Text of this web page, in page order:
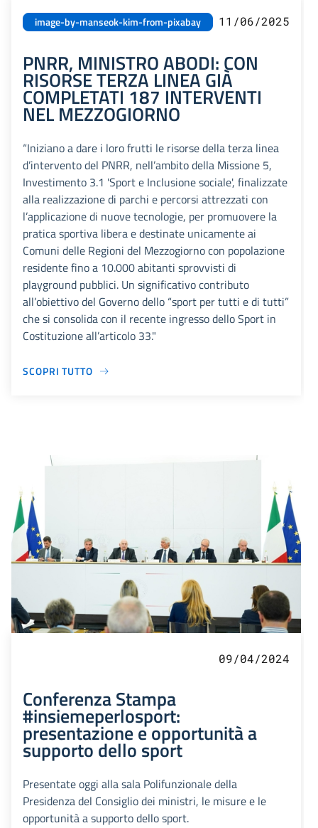
image-by-manseok-kim-from-pixabay 11/06/2025
PNRR, MINISTRO ABODI: CON
RISORSE TERZA LINEA GIÀ
COMPLETATI 187 INTERVENTI
NEL MEZZOGIORNO
“Iniziano a dare i loro frutti le risorse della terza linea
d’intervento del PNRR, nell’ambito della Missione 5,
Investimento 3.1 'Sport e Inclusione sociale', finalizzate
alla realizzazione di parchi e percorsi attrezzati con
l’applicazione di nuove tecnologie, per promuovere la
pratica sportiva libera e destinate unicamente ai
Comuni delle Regioni del Mezzogiorno con popolazione
residente fino a 10.000 abitanti sprovvisti di
playground pubblici. Un significativo contributo
all’obiettivo del Governo dello “sport per tutti e di tutti”
che si consolida con il recente ingresso dello Sport in
Costituzione all’articolo 33."
SCOPRI TUTTO
09/04/2024
Conferenza Stampa
#insiemeperlosport:
presentazione e opportunità a
supporto dello sport
Presentate oggi alla sala Polifunzionale della
Presidenza del Consiglio dei ministri, le misure e le
opportunità a supporto dello sport.